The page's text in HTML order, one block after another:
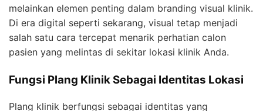
melainkan elemen penting dalam branding visual klinik.
Di era digital seperti sekarang, visual tetap menjadi
salah satu cara tercepat menarik perhatian calon
pasien yang melintas di sekitar lokasi klinik Anda.
Fungsi Plang Klinik Sebagai Identitas Lokasi
Plang klinik berfungsi sebagai identitas yang